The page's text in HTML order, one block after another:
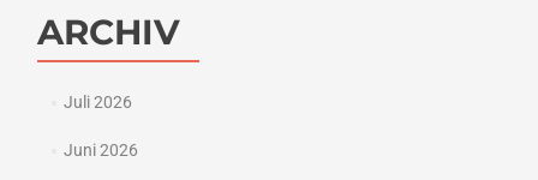
ARCHIV
Juli 2026
Juni 2026